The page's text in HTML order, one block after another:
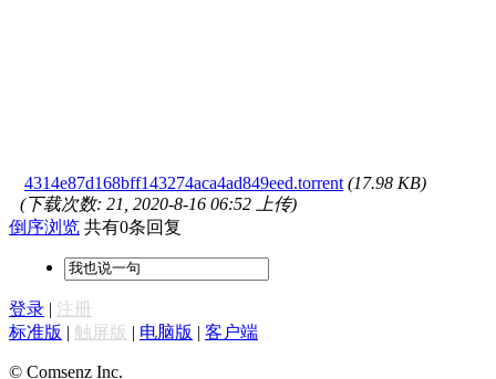
4314e87d168bff143274aca4ad849eed.torrent (17.98 KB)
(下载次数: 21, 2020-8-16 06:52 上传)
倒序浏览 共有0条回复
登录 | 注册
标准版 | 触屏版 | 电脑版 | 客户端
© Comsenz Inc.